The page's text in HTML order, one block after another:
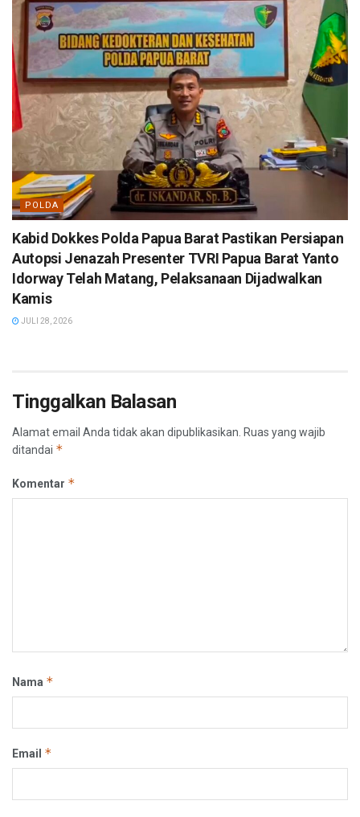
POLDA
Kabid Dokkes Polda Papua Barat Pastikan Persiapan
Autopsi Jenazah Presenter TVRI Papua Barat Yanto
Idorway Telah Matang, Pelaksanaan Dijadwalkan
Kamis
JULI 28, 2026
Tinggalkan Balasan
Alamat email Anda tidak akan dipublikasikan. Ruas yang wajib
ditandai *
Komentar *
Nama *
Email *